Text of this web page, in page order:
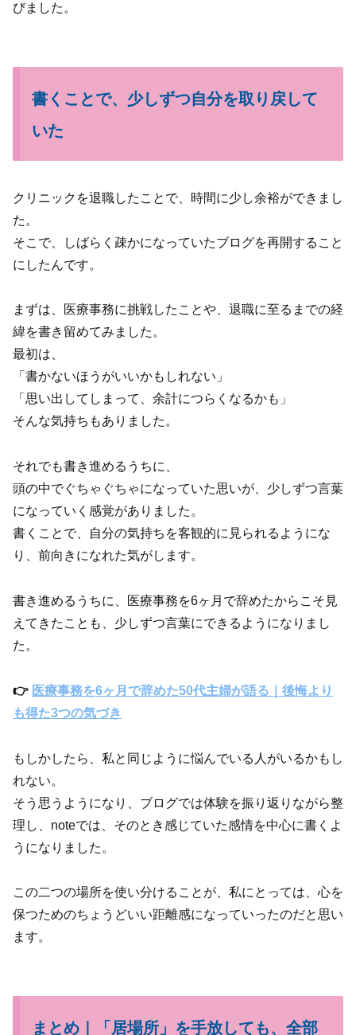
びました。
書くことで、少しずつ自分を取り戻して
いた
クリニックを退職したことで、時間に少し余裕ができまし
た。
そこで、しばらく疎かになっていたブログを再開すること
にしたんです。
まずは、医療事務に挑戦したことや、退職に至るまでの経
緯を書き留めてみました。
最初は、
「書かないほうがいいかもしれない」
「思い出してしまって、余計につらくなるかも」
そんな気持ちもありました。
それでも書き進めるうちに、
頭の中でぐちゃぐちゃになっていた思いが、少しずつ言葉
になっていく感覚がありました。
書くことで、自分の気持ちを客観的に見られるようにな
り、前向きになれた気がします。
書き進めるうちに、医療事務を6ヶ月で辞めたからこそ見
えてきたことも、少しずつ言葉にできるようになりまし
た。
👉 医療事務を6ヶ月で辞めた50代主婦が語る｜後悔より
も得た3つの気づき
もしかしたら、私と同じように悩んでいる人がいるかもし
れない。
そう思うようになり、ブログでは体験を振り返りながら整
理し、noteでは、そのとき感じていた感情を中心に書くよ
うになりました。
この二つの場所を使い分けることが、私にとっては、心を
保つためのちょうどいい距離感になっていったのだと思い
ます。
まとめ｜「居場所」を手放しても、全部